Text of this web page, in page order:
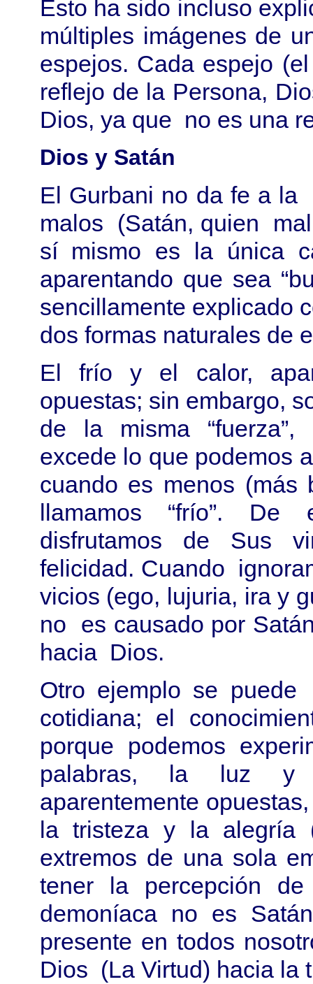
Esto ha sido incluso
múltiples imágenes de
espejos. Cada espejo
reflejo de la Persona,
Dios, ya que no es una
Dios y Satán
El Gurbani no da fe a
malos (Satán, quien
sí mismo es la única
aparentando que sea
sencillamente explicado
dos formas naturales de
El frío y el calor,
opuestas; sin embargo,
de la misma “fuerza”,
excede lo que podemos
cuando es menos
llamamos “frío”. De
disfrutamos de Sus
felicidad. Cuando
vicios (ego, lujuria, ira y
no es causado por
hacia Dios.
Otro ejemplo se
cotidiana; el
porque podemos
palabras, la luz y
aparentemente
la tristeza y la alegría
extremos de una sola
tener la percepción
demoníaca no es
presente en todos
Dios (La Virtud) hacia la